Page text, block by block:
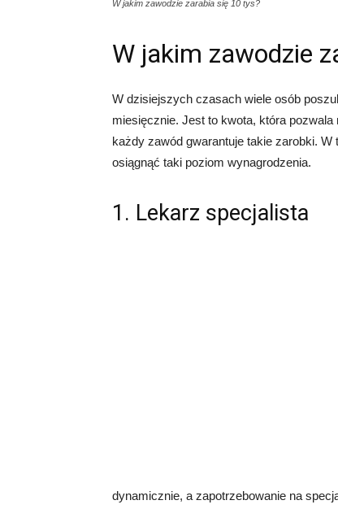
W jakim zawodzie zarabia się 10 tys?
W jakim zawodzie
W dzisiejszych czasach wiele osób
miesięcznie. Jest to kwota, która
każdy zawód gwarantuje takie zarobki.
osiągnąć taki poziom wynagrodzenia.
1. Lekarz specjalista
dynamicznie, a zapotrzebowanie na